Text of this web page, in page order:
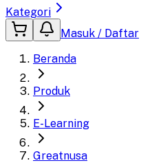
Kategori
Masuk / Daftar
Beranda
Produk
E-Learning
Greatnusa